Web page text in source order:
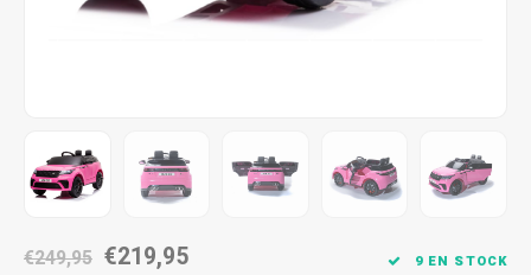
€249,95 €219,95 9 EN STOCK